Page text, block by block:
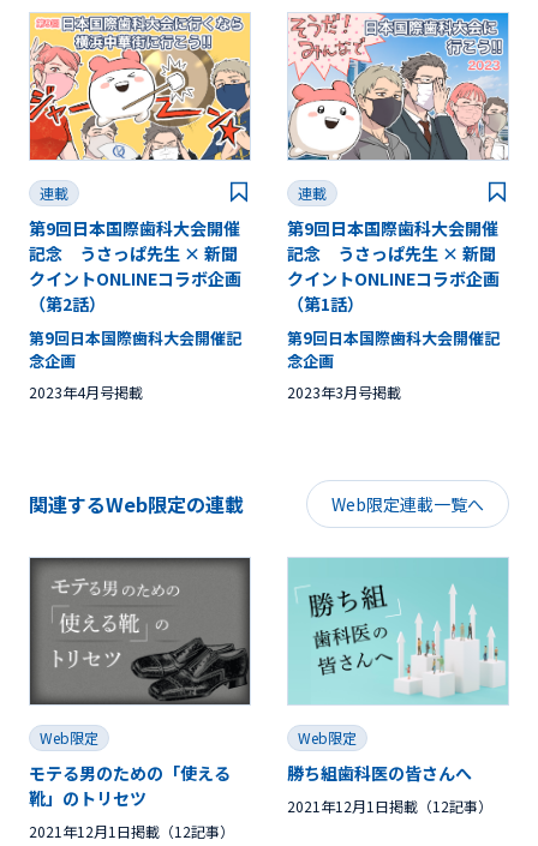
連載
第9回日本国際歯科大会開催
記念 うさっぱ先生 × 新聞
クイントONLINEコラボ企画
（第2話）
第9回日本国際歯科大会開催記
念企画
2023年4月号掲載
連載
第9回日本国際歯科大会開催
記念 うさっぱ先生 × 新聞
クイントONLINEコラボ企画
（第1話）
第9回日本国際歯科大会開催記
念企画
2023年3月号掲載
関連するWeb限定の連載 Web限定連載一覧へ
Web限定
モテる男のための「使える
靴」のトリセツ
2021年12月1日掲載（12記事）
Web限定
勝ち組歯科医の皆さんへ
2021年12月1日掲載（12記事）